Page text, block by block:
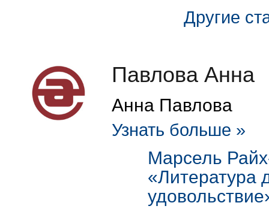
Другие
Павлова Анна
Анна Павлова
Узнать больше »
Марсель
«Литература